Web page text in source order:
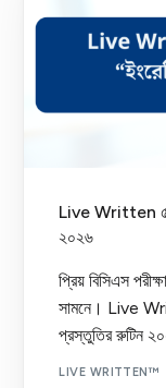
Live Written
২০২৬
প্রিয় বিসিএস
সামনে। Live
প্রস্তুতির রুটিন
LIVE WRITTEN™